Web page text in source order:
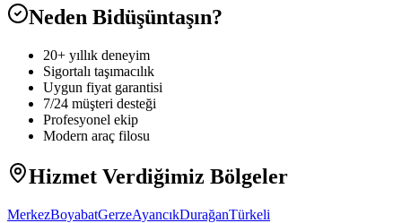
Neden Bidüşüntaşın?
20+ yıllık deneyim
Sigortalı taşımacılık
Uygun fiyat garantisi
7/24 müşteri desteği
Profesyonel ekip
Modern araç filosu
Hizmet Verdiğimiz Bölgeler
MerkezBoyabatGerzeAyancıkDurağanTürkeli